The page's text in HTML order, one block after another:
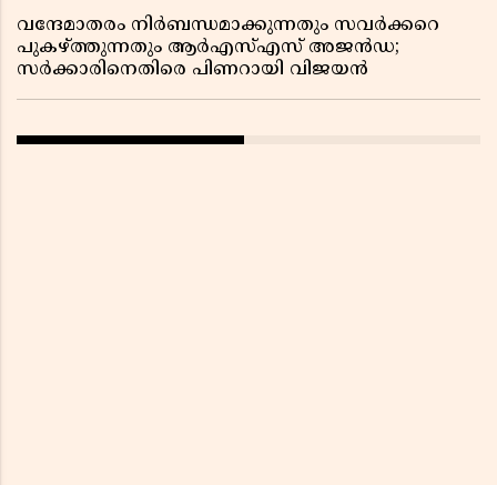
വന്ദേമാതരം നിർബന്ധമാക്കുന്നതും സവർക്കറെ
പുകഴ്ത്തുന്നതും ആർഎസ്എസ് അജൻഡ;
സർക്കാരിനെതിരെ പിണറായി വിജയൻ